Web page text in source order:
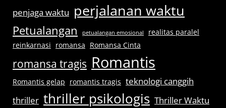
penjaga waktu perjalanan waktu
Petualangan petualangan emosional
realitas paralel
reinkarnasi romansa Romansa Cinta
romansa tragis Romantis
Romantis gelap romantis tragis teknologi canggih
thriller thriller psikologis Thriller Waktu